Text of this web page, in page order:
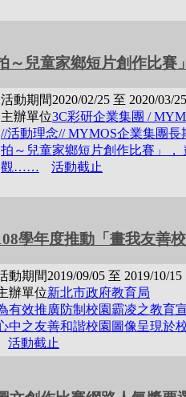
～兒童家鄉短片創作比賽
活動期間2020/02/25 至 2020/03/25
主辦單位3C彩研企業集團 /
//活動理念// MYMOS企業集團
拍～兒童家鄉短片創作比賽」
觀……
活動截止
學年度推動「畫我友善
動期間2019/09/05 至 2019/10/15
辦單位新北市政府教育局
有效推廣防制校園霸凌之教育
中之友善和諧校園圖像呈現於
活動截止